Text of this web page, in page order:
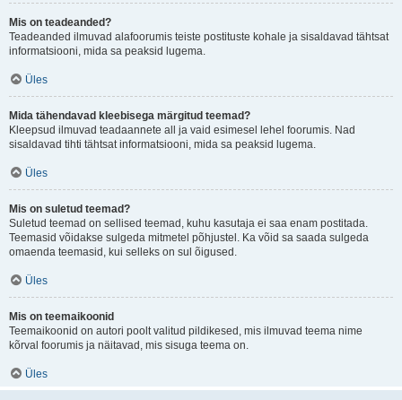
Mis on teadeanded?
Teadeanded ilmuvad alafoorumis teiste postituste kohale ja sisaldavad tähtsat
informatsiooni, mida sa peaksid lugema.
Üles
Mida tähendavad kleebisega märgitud teemad?
Kleepsud ilmuvad teadaannete all ja vaid esimesel lehel foorumis. Nad
sisaldavad tihti tähtsat informatsiooni, mida sa peaksid lugema.
Üles
Mis on suletud teemad?
Suletud teemad on sellised teemad, kuhu kasutaja ei saa enam postitada.
Teemasid võidakse sulgeda mitmetel põhjustel. Ka võid sa saada sulgeda
omaenda teemasid, kui selleks on sul õigused.
Üles
Mis on teemaikoonid
Teemaikoonid on autori poolt valitud pildikesed, mis ilmuvad teema nime
kõrval foorumis ja näitavad, mis sisuga teema on.
Üles